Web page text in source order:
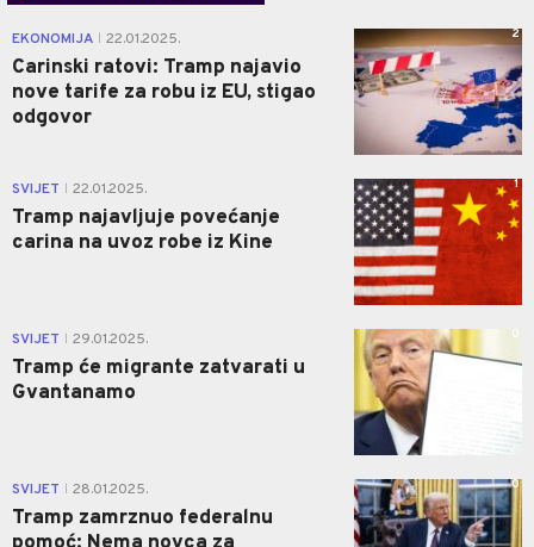
EKONOMIJA 22.01.2025.
Carinski ratovi: Tramp najavio
nove tarife za robu iz EU, stigao
odgovor
2
SVIJET 22.01.2025.
Tramp najavljuje povećanje
carina na uvoz robe iz Kine
1
SVIJET 29.01.2025.
Tramp će migrante zatvarati u
Gvantanamo
0
SVIJET 28.01.2025.
Tramp zamrznuo federalnu
0